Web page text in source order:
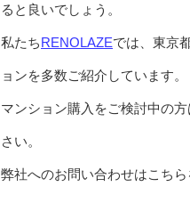
ると良いでしょう。
私たちRENOLAZEでは、東京
ョンを多数ご紹介しています。
マンション購入をご検討中の
さい。
弊社へのお問い合わせはこちら